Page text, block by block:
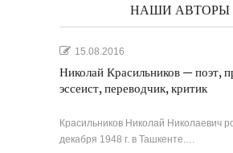
НАШИ АВТОРЫ
15.08.2016
Николай Красильников — поэт,
эссеист, переводчик, критик
Красильников Николай Николаевич
декабря 1948 г. в Ташкенте.…